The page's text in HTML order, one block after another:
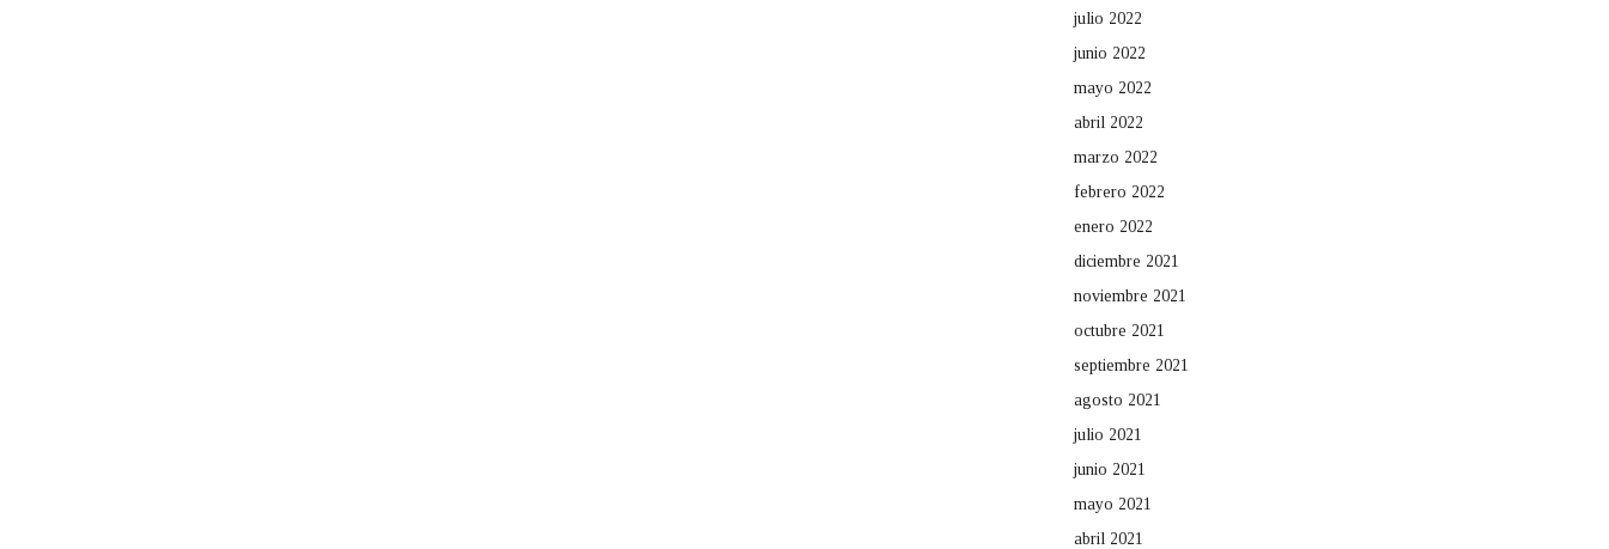
julio 2022
junio 2022
mayo 2022
abril 2022
marzo 2022
febrero 2022
enero 2022
diciembre 2021
noviembre 2021
octubre 2021
septiembre 2021
agosto 2021
julio 2021
junio 2021
mayo 2021
abril 2021